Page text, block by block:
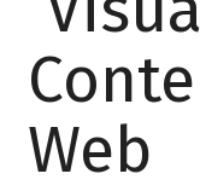
Web